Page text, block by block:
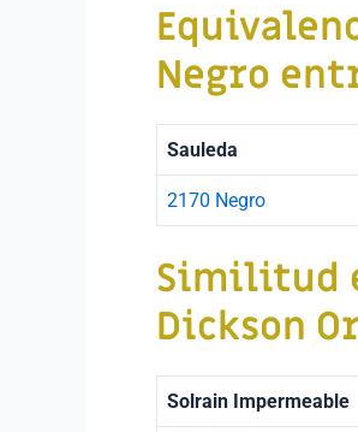
Negro
Sauleda
2170 Negro
Similitud
Dickson
Solrain Impermeable